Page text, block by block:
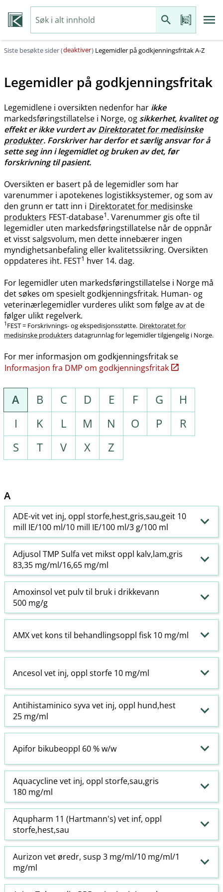
Siste besøkte sider (deaktiver) Legemidler på godkjenningsfritak A-Z
Legemidler på godkjenningsfritak
Legemidlene i oversikten nedenfor har ikke
markedsføringstillatelse i Norge, og sikkerhet, kvalitet og
effekt er ikke vurdert avDirektoratet for medisinske
produkter. Forskriver har derfor et særlig ansvar for å
sette seg inn i legemidlet og bruken av det, før
forskrivning til pasient.
Oversikten er basert på de legemidler som har
varenummer i apotekenes logistikksystemer, og som av
den grunn er tatt inn i Direktoratet for medisinske
produkters FEST-database1. Varenummer gis ofte til
legemidler uten markedsføringstillatelse når de oppnår
et visst salgsvolum, men dette innebærer ingen
myndighetsanbefaling eller kvalitetssikring. Oversikten
oppdateres iht. FEST1 hver 14. dag.
For legemidler uten markedsføringstillatelse i Norge må
det søkes om spesielt godkjenningsfritak. Human- og
veterinærlegemidler vurderes ulikt som følge av at de
følger ulikt regelverk.
1 FEST = Forskrivnings- og ekspedisjonsstøtte. Direktoratet for
medisinske produkters datagrunnlag for legemidler tilgjengelig i Norge.
For mer informasjon om godkjenningsfritak se
Informasjon fra DMP om godkjenningsfritak
A B C D E F G
H
I
K L M N O P
R
S
T V X Z
A
ADE-vit vet inj, oppl storfe,hest,gris,sau,geit 10
mill IE/100 ml/10 mill IE/100 ml/3 g/100 ml
Adjusol TMP Sulfa vet mikst oppl kalv,lam,gris
83,35 mg/ml/16,65 mg/ml
Amoxinsol vet pulv til bruk i drikkevann
500 mg/g
AMX vet kons til behandlingsoppl fisk 10 mg/ml
Ancesol vet inj, oppl storfe 10 mg/ml
Antihistaminico syva vet inj, oppl hund,hest
25 mg/ml
Apifor bikubeoppl 60 % w​/​w
Aquacycline vet inj, oppl storfe,sau,gris
180 mg/ml
Aqupharm 11 (Hartmann's) vet inf, oppl
storfe,hest,sau
Aurizon vet øredr, susp 3 mg/ml/10 mg/ml/1
mg/ml